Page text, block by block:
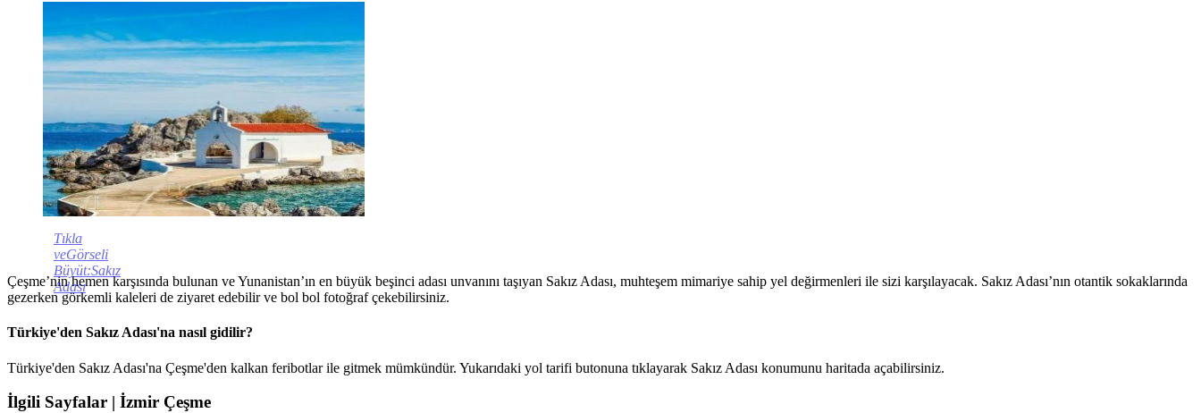
Tıkla
veGörseli
Büyüt:Sakız
Adası
Çeşme’nin hemen karşısında bulunan ve Yunanistan’ın en büyük beşinci adası unvanını taşıyan Sakız Adası, muhteşem mimariye sahip yel değirmenleri ile sizi karşılayacak. Sakız Adası’nın otantik sokaklarında
gezerken görkemli kaleleri de ziyaret edebilir ve bol bol fotoğraf çekebilirsiniz.
Türkiye'den Sakız Adası'na nasıl gidilir?
Türkiye'den Sakız Adası'na Çeşme'den kalkan feribotlar ile gitmek mümkündür. Yukarıdaki yol tarifi butonuna tıklayarak Sakız Adası konumunu haritada açabilirsiniz.
İlgili Sayfalar | İzmir Çeşme